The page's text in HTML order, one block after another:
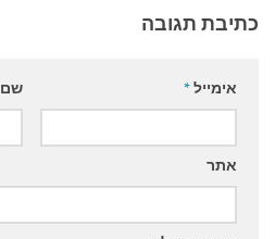
כתיבת תגובה
שם אימייל*
אתר